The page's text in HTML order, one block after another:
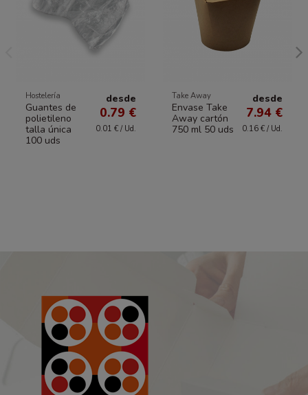
Hostelería
Guantes de
polietileno
talla única
100 uds
desde
0.79 €
0.01 € / Ud.
Take Away
Envase Take
Away cartón
750 ml 50 uds
desde
7.94 €
0.16 € / Ud.